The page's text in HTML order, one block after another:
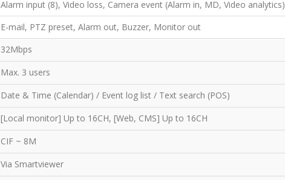
Alarm input (8), Video loss, Camera event (Alarm in, MD, Video analytics)
E-mail, PTZ preset, Alarm out, Buzzer, Monitor out
32Mbps
Max. 3 users
Date & Time (Calendar) / Event log list / Text search (POS)
[Local monitor] Up to 16CH, [Web, CMS] Up to 16CH
CIF ~ 8M
Via Smartviewer